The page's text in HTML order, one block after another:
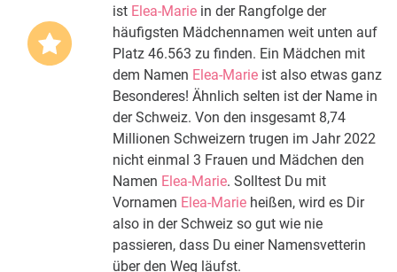
ist Elea-Marie in der Rangfolge der
häufigsten Mädchennamen weit unten auf
Platz 46.563 zu finden. Ein Mädchen mit
dem Namen Elea-Marie ist also etwas ganz
Besonderes! Ähnlich selten ist der Name in
der Schweiz. Von den insgesamt 8,74
Millionen Schweizern trugen im Jahr 2022
nicht einmal 3 Frauen und Mädchen den
Namen Elea-Marie. Solltest Du mit
Vornamen Elea-Marie heißen, wird es Dir
also in der Schweiz so gut wie nie
passieren, dass Du einer Namensvetterin
über den Weg läufst.